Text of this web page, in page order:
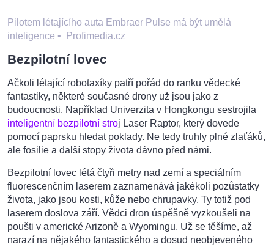
Pilotem létajícího auta Embraer Pulse má být umělá
inteligence • Profimedia.cz
Bezpilotní lovec
Ačkoli létající robotaxíky patří pořád do ranku vědecké
fantastiky, některé současné drony už jsou jako z
budoucnosti. Například Univerzita v Hongkongu sestrojila
inteligentní bezpilotní stroj Laser Raptor, který dovede
pomocí paprsku hledat poklady. Ne tedy truhly plné zlaťáků,
ale fosilie a další stopy života dávno před námi.
Bezpilotní lovec létá čtyři metry nad zemí a speciálním
fluorescenčním laserem zaznamenává jakékoli pozůstatky
života, jako jsou kosti, kůže nebo chrupavky. Ty totiž pod
laserem doslova září. Vědci dron úspěšně vyzkoušeli na
poušti v americké Arizoně a Wyomingu. Už se těšíme, až
narazí na nějakého fantastického a dosud neobjeveného